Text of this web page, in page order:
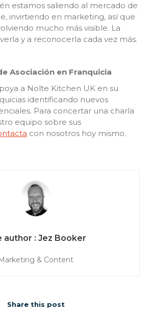
estamos saliendo al mercado de
invirtiendo en marketing, así que
mucho más visible. La
y a reconocerla cada vez más.
Asociación en Franquicia
a Nolte Kitchen UK en su
identificando nuevos
Para concertar una charla
equipo sobre sus
con nosotros hoy mismo.
Jez Booker
& Content
Share this post